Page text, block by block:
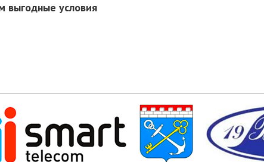
выгодные условия